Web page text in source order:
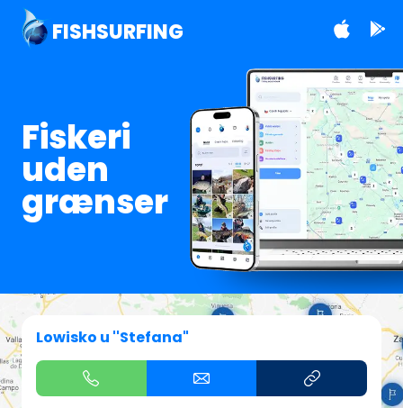
FISHSURFING
Fiskeri
uden
grænser
Lowisko u ''Stefana"